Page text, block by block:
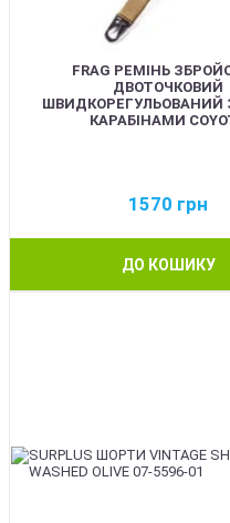
FRAG РЕМІНЬ
ДВОТОЧКОВИЙ
ШВИДКОРЕГУЛЬОВАНИЙ
КАРАБІНАМИ
1570 грн
ДО КОШИКУ